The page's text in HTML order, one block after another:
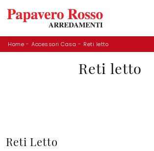
Home - Accessori Casa - Reti letto
Reti letto
Reti Letto